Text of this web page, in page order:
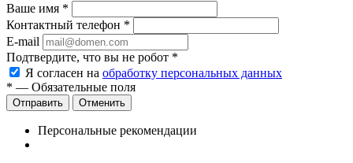
Ваше имя *
Контактный телефон *
E-mail
Подтвердите, что вы не робот *
Я согласен на обработку персональных данных
* — Обязательные поля
Отменить
Персональные рекомендации